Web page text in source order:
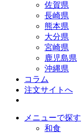
佐賀県
長崎県
熊本県
大分県
宮崎県
鹿児島県
沖縄県
コラム
注文サイトへ
メニューで探す
和食